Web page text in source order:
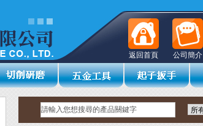
公司簡介
返回首頁